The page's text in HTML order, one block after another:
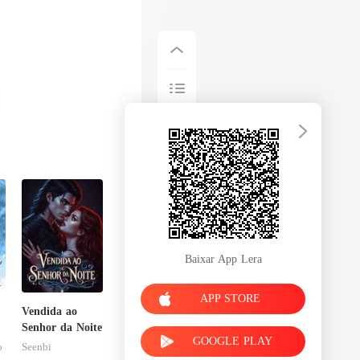
Vendida ao
Senhor da Noite
Seenbi
Baixar App Lera
APP STORE
GOOGLE PLAY